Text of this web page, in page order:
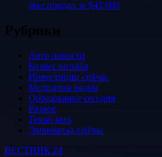
был продан за $43,000
Рубрики
Авто новости
Бизнес онлайн
Инвестиции сейчас
Медицина рядом
Образование сегодня
Разное
Техно мир
Экономика сейчас
ВЕСТНИК 24